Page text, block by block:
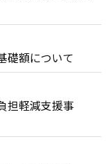
礎額について
担軽減支援事